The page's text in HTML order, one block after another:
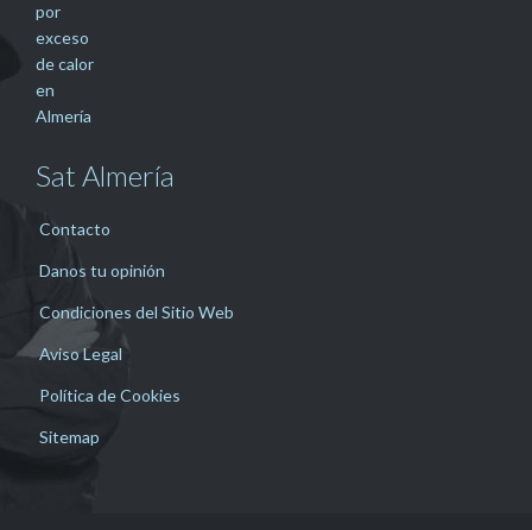
Sat Almería
Contacto
Danos tu opinión
Condiciones del Sitio Web
Aviso Legal
Política de Cookies
Sitemap